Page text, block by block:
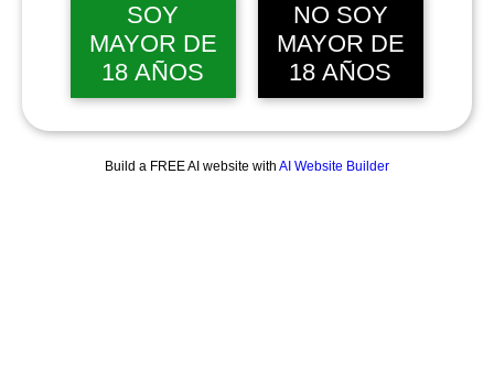
SOY
MAYOR DE
18 AÑOS
NO SOY
MAYOR DE
18 AÑOS
Build a FREE AI website with AI Website Builder